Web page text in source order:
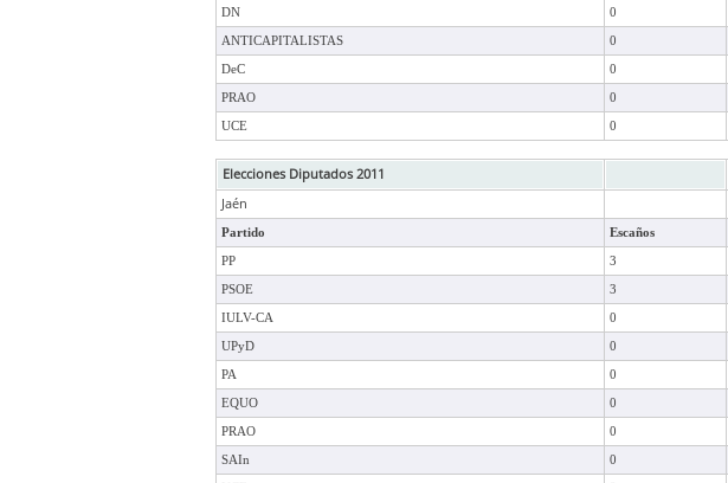
DN 0
ANTICAPITALISTAS 0
DeC 0
PRAO 0
UCE 0
Elecciones Diputados 2011
Jaén
Partido Escaños
PP 3
PSOE 3
IULV-CA 0
UPyD 0
PA 0
EQUO 0
PRAO 0
SAIn 0